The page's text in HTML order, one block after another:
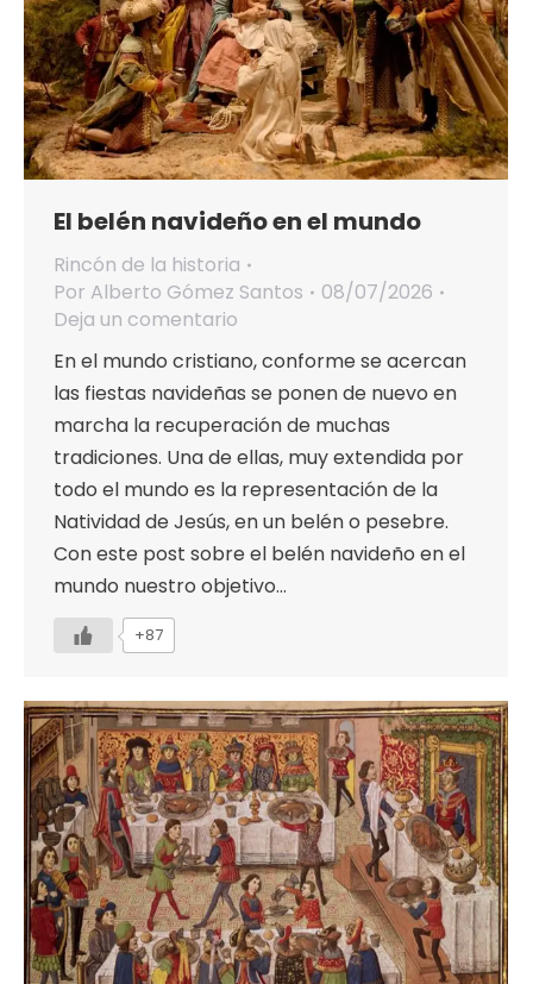
El belén navideño en el mundo
Rincón de la historia
Por Alberto Gómez Santos
08/07/2026
Deja un comentario
En el mundo cristiano, conforme se acercan
las fiestas navideñas se ponen de nuevo en
marcha la recuperación de muchas
tradiciones. Una de ellas, muy extendida por
todo el mundo es la representación de la
Natividad de Jesús, en un belén o pesebre.
Con este post sobre el belén navideño en el
mundo nuestro objetivo…
+87